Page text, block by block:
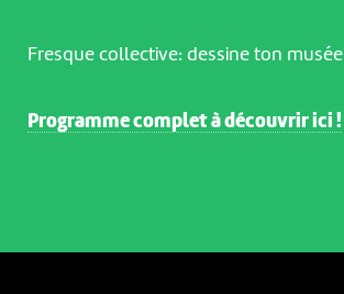
Fresque collective: dessine ton musée
Programme complet à découvrir ici !